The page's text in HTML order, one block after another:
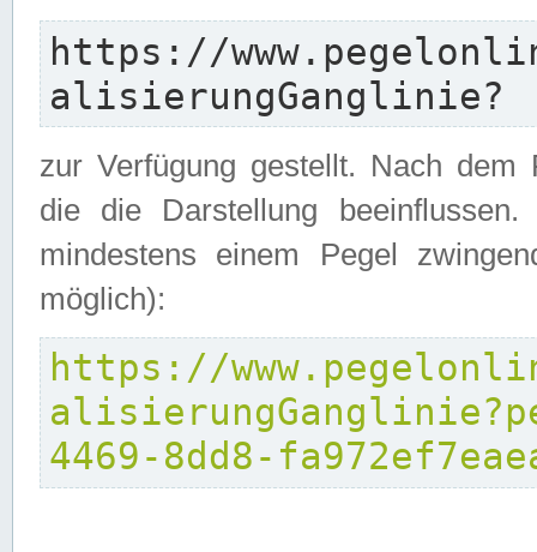
https://
alisierungGanglinie?
zur Verfügung gestellt. Nach dem
die die Darstellung
mindestens einem Pegel
möglich):
https://
4469-8dd8-